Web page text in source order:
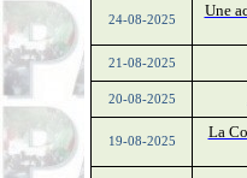
24-08-2025
Une
21-08-2025
20-08-2025
19-08-2025
La